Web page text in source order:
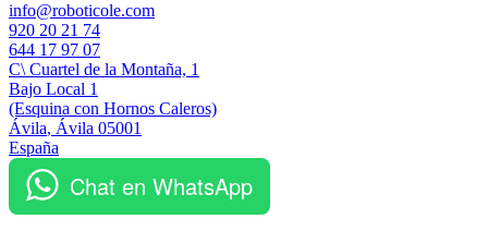
info@roboticole.com
920 20 21 74
644 17 97 07
C\ Cuartel de la Montaña, 1
Bajo Local 1
(Esquina con Hornos Caleros)
Ávila, Ávila 05001
España
Chat en WhatsApp